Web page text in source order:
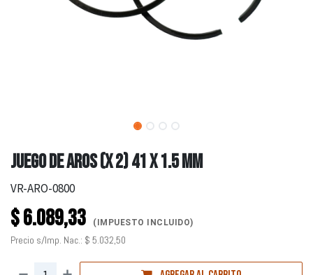
JUEGO DE AROS (X 2) 41 X 1.5 MM
VR-ARO-0800
$6.089,33 (IMPUESTO INCLUIDO)
Precio s/Imp. Nac.: $ 5.032,50